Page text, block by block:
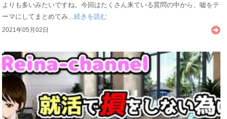
よりも多いみたいですね。今回はたくさん来ている質問の中から、嘘をテ
ーマにしてまとめてみ...続きを読む
2021年05月02日